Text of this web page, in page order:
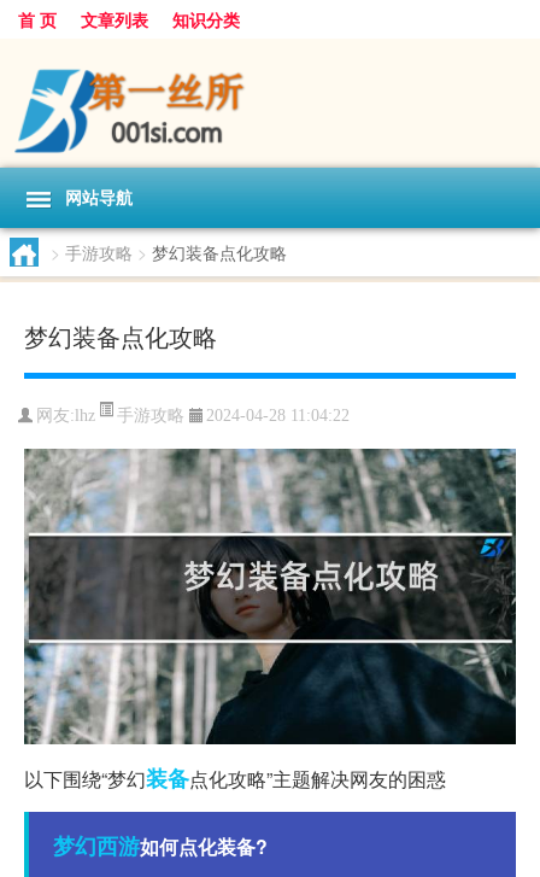
首 页 文章列表 知识分类
网站导航
> 手游攻略 > 梦幻装备点化攻略
梦幻装备点化攻略
网友: lhz 手游攻略 2024-04-28 11:04:22
以下围绕“梦幻装备点化攻略”主题解决网友的困惑
梦幻西游如何点化装备?